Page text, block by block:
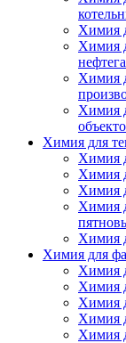
Химия
Химия
Химия
Химия
Химия для
Химия
Химия
Химия
Химия
Химия
Химия для
Химия
Химия
Химия
Химия
Химия